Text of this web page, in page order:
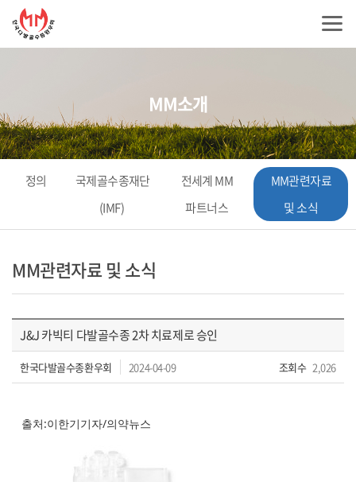
MM소개
정의
국제골수종재단
(IMF)
전세계 MM
파트너스
MM관련자료
및 소식
MM관련자료 및 소식
J&J 카빅티 다발골수종 2차 치료제로 승인
한국다발골수종환우회 2024-04-09 조회수 2,026
출처:이한기기자/의약뉴스